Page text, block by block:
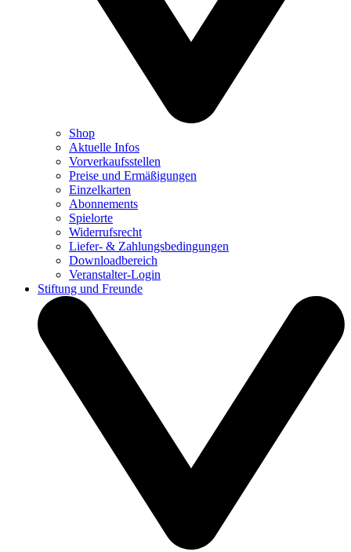
Shop
Aktuelle Infos
Vorverkaufsstellen
Preise und Ermäßigungen
Einzelkarten
Abonnements
Spielorte
Widerrufsrecht
Liefer- & Zahlungsbedingungen
Downloadbereich
Veranstalter-Login
Stiftung und Freunde